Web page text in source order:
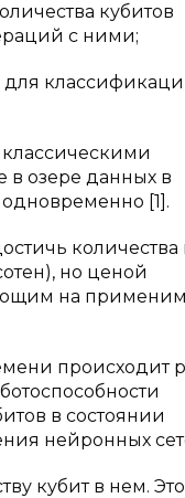
кубитов
с ними;
в озере данных в
[1].
количества
но ценой
на
происходит
в состоянии
нейронных
кубит в нем. Это